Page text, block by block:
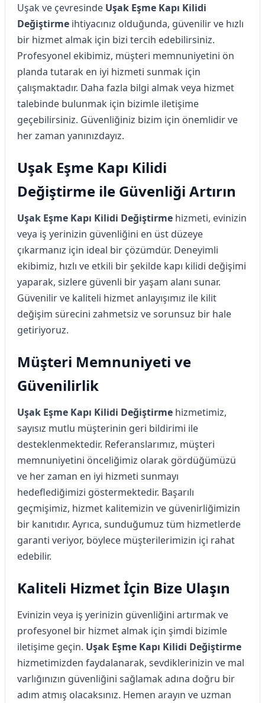
Uşak ve çevresinde Uşak Eşme Kapı Kilidi
Değiştirme ihtiyacınız olduğunda, güvenilir ve hızlı
bir hizmet almak için bizi tercih edebilirsiniz.
Profesyonel ekibimiz, müşteri memnuniyetini ön
planda tutarak en iyi hizmeti sunmak için
çalışmaktadır. Daha fazla bilgi almak veya hizmet
talebinde bulunmak için bizimle iletişime
geçebilirsiniz. Güvenliğiniz bizim için önemlidir ve
her zaman yanınızdayız.
Uşak Eşme Kapı Kilidi
Değiştirme ile Güvenliği Artırın
Uşak Eşme Kapı Kilidi Değiştirme hizmeti, evinizin
veya iş yerinizin güvenliğini en üst düzeye
çıkarmanız için ideal bir çözümdür. Deneyimli
ekibimiz, hızlı ve etkili bir şekilde kapı kilidi değişimi
yaparak, sizlere güvenli bir yaşam alanı sunar.
Güvenilir ve kaliteli hizmet anlayışımız ile kilit
değişim sürecini zahmetsiz ve sorunsuz bir hale
getiriyoruz.
Müşteri Memnuniyeti ve
Güvenilirlik
Uşak Eşme Kapı Kilidi Değiştirme hizmetimiz,
sayısız mutlu müşterinin geri bildirimi ile
desteklenmektedir. Referanslarımız, müşteri
memnuniyetini önceliğimiz olarak gördüğümüzü
ve her zaman en iyi hizmeti sunmayı
hedeflediğimizi göstermektedir. Başarılı
geçmişimiz, hizmet kalitemizin ve güvenirliğimizin
bir kanıtıdır. Ayrıca, sunduğumuz tüm hizmetlerde
garanti veriyor, böylece müşterilerimizin içi rahat
edebilir.
Kaliteli Hizmet İçin Bize Ulaşın
Evinizin veya iş yerinizin güvenliğini artırmak ve
profesyonel bir hizmet almak için şimdi bizimle
iletişime geçin. Uşak Eşme Kapı Kilidi Değiştirme
hizmetimizden faydalanarak, sevdiklerinizin ve mal
varlığınızın güvenliğini sağlamak adına doğru bir
adım atmış olacaksınız. Hemen arayın ve uzman